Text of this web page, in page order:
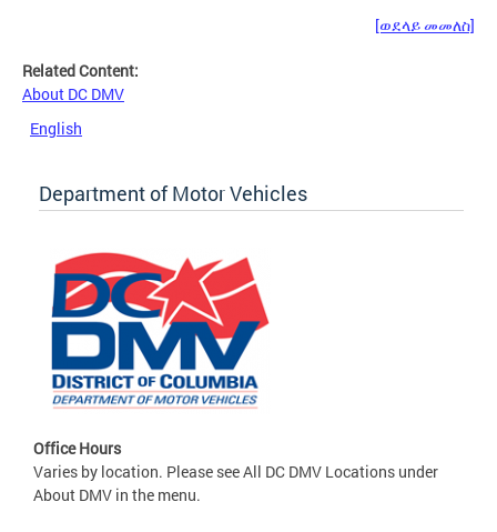
[ወደላይ መመለስ]
Related Content:
About DC DMV
English
Department of Motor Vehicles
Office Hours
Varies by location. Please see All DC DMV Locations under
About DMV in the menu.